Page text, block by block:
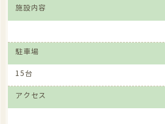
施設内容
駐車場
15台
アクセス